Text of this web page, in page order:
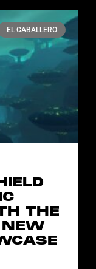
EL CABALLERO
THE
NEW